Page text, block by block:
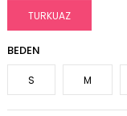
TURKUAZ
BEDEN
S M